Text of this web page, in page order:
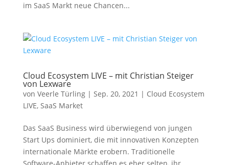
im SaaS Markt neue Chancen...
Cloud Ecosystem LIVE – mit Christian Steiger
von Lexware
von Veerle Türling| Sep. 20, 2021 | Cloud Ecosystem
LIVE, SaaS Market
Das SaaS Business wird überwiegend von jungen
Start Ups dominiert, die mit innovativen Konzepten
internationale Märkte erobern. Traditionelle